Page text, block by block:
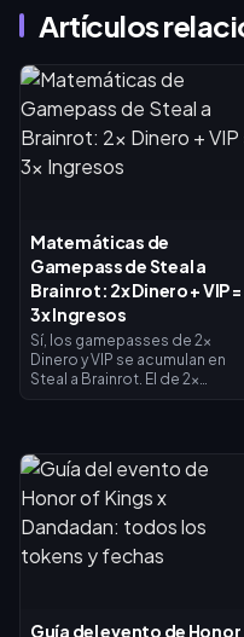
Artículos
Matemáticas de
Gamepass de Steal a
Brainrot: 2x Dinero + VIP =
3x Ingresos
Sí, los gamepasses de 2x
Dinero y VIP se acumulan en
Steal a Brainrot. El de 2x
entre sí para dar exactamente
3x de ingresos base, no 4x. El
de 2x Dinero cuesta 119
Robux, el VIP cuesta 499 (618
en total). Compra primero el
de 2x Dinero y añade el VIP
cuando tus ingresos base lo
Guía del evento de Honor